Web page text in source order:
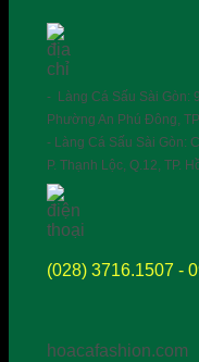
- Làng Cá Sấu Sài Gòn:
Phường An Phú Đông,
- Làng Cá Sấu Sài Gòn:
P. Thạnh Lộc, Q.12, TP.
(028) 3716.1507 -
hoacafashion.com